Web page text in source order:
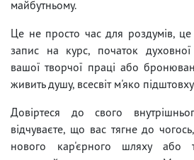
майбутньому.
Це не просто час для роздумів, це
запис на курс, початок духовної
вашої творчої праці або
живить душу, всесвіт м'яко
Довіртеся до свого
відчуваєте, що вас тягне до
нового кар'єрного шляху або